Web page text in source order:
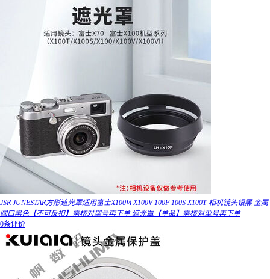
JSR JUNESTAR方形遮光罩适用富士X100Vi X100V 100F 100S X100T 相机镜头银黑 金属
圆口黑色【不可反扣】需核对型号再下单 遮光罩【单品】需核对型号再下单
0条评价